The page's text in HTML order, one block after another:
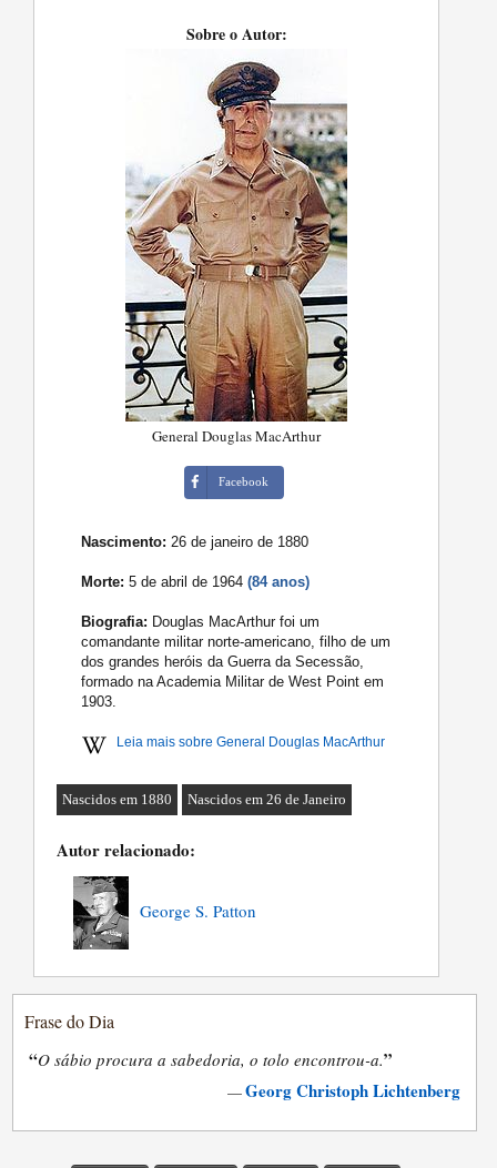
Sobre o Autor:
General Douglas MacArthur
Facebook
Nascimento: 26 de janeiro de 1880
Morte: 5 de abril de 1964(84 anos)
Biografia: Douglas MacArthur foi um
comandante militar norte-americano, filho de um
dos grandes heróis da Guerra da Secessão,
formado na Academia Militar de West Point em
1903.
Leia mais sobre General Douglas MacArthur
Nascidos em 1880 Nascidos em 26 de Janeiro
Autor relacionado:
George S. Patton
Frase do Dia
“O sábio procura a sabedoria, o tolo encontrou-a.”
—Georg Christoph Lichtenberg